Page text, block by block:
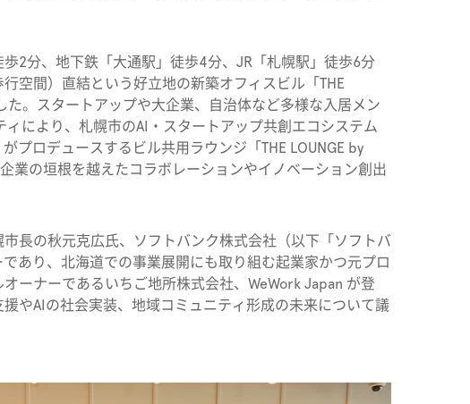
2分、地下鉄「大通駅」徒歩4分、JR「札幌駅」徒歩6分
空間）直結という好立地の新築オフィスビル「THE
た。スタートアップや大企業、自治体など多様な入居メン
ィにより、札幌市のAI・スタートアップ共創エコシステム
がプロデュースするビル共用ラウンジ「THE LOUNGE by
業の垣根を越えたコラボレーションやイノベーション創出
長の秋元克広氏、ソフトバンク株式会社（以下「ソフトバ
あり、北海道での事業展開にも取り組む起業家かつ元プロ
ーナーであるいちご地所株式会社、WeWork Japan が登
やAIの社会実装、地域コミュニティ形成の未来について議